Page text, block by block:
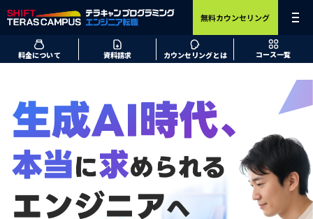
無料カウンセリング
料金について 資料請求 カウンセリングとは コース一覧